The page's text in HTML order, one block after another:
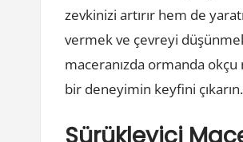
zevkinizi artırır hem de
vermek ve çevreyi
maceranızda ormanda
bir deneyimin keyfini çıkarın.